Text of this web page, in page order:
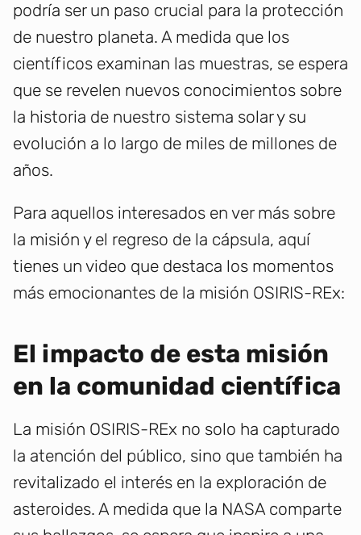
podría ser un paso crucial para la protección
de nuestro planeta. A medida que los
científicos examinan las muestras, se espera
que se revelen nuevos conocimientos sobre
la historia de nuestro sistema solar y su
evolución a lo largo de miles de millones de
años.
Para aquellos interesados en ver más sobre
la misión y el regreso de la cápsula, aquí
tienes un video que destaca los momentos
más emocionantes de la misión OSIRIS-REx:
El impacto de esta misión
en la comunidad científica
La misión OSIRIS-REx no solo ha capturado
la atención del público, sino que también ha
revitalizado el interés en la exploración de
asteroides. A medida que la NASA comparte